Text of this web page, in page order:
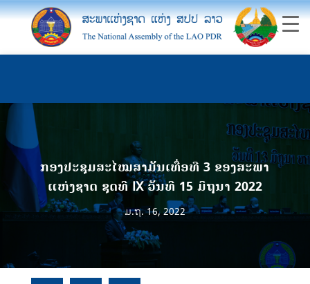
ກອງປະຊຸມສະໄໝສາມັນເທື່ອທີ 3 ຂອງສະພາ
ແຫ່ງຊາດ ຊຸດທີ IX ວັນທີ 15 ມິຖຸນາ 2022
ມ.ຖ. 16, 2022